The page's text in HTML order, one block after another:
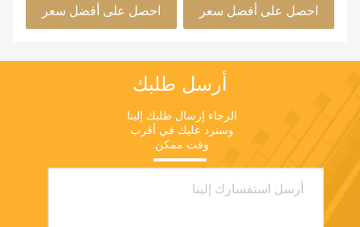
احصل على أفضل سعر احصل على أفضل سعر
أرسل طلبك
وقت ممكن.